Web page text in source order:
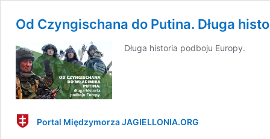
Od Czyngischana do Putina. Długa
Długa historia podboju Europy.
Portal Międzymorza JAGIELLONIA.ORG